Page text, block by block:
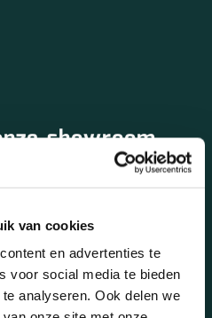
van cookies
en advertenties te
voor social media te bieden
analyseren. Ook delen we
showroom
aan showroom! (alleen op